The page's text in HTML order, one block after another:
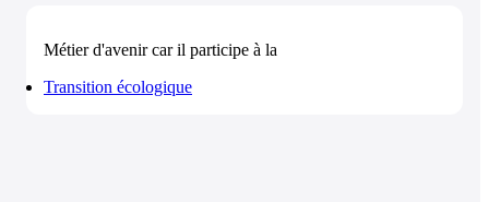
Métier d'avenircar il participe à la
Transition écologique